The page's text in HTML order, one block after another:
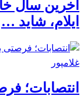
آخرین سال
ایلام، شاید …
انتصابات؛